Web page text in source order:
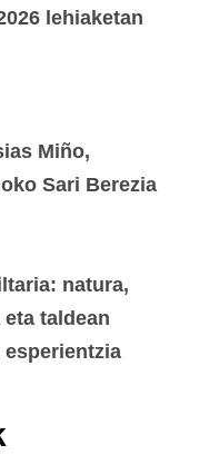
lehiaketan
Miño,
Sari Berezia
natura,
taldean
esperientzia